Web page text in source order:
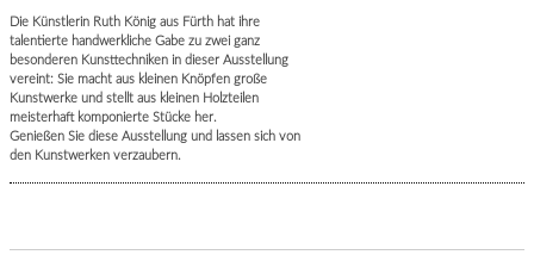
Die Künstlerin Ruth König aus Fürth hat ihre
talentierte handwerkliche Gabe zu zwei ganz
besonderen Kunsttechniken in dieser Ausstellung
vereint: Sie macht aus kleinen Knöpfen große
Kunstwerke und stellt aus kleinen Holzteilen
meisterhaft komponierte Stücke her.
Genießen Sie diese Ausstellung und lassen sich von
den Kunstwerken verzaubern.